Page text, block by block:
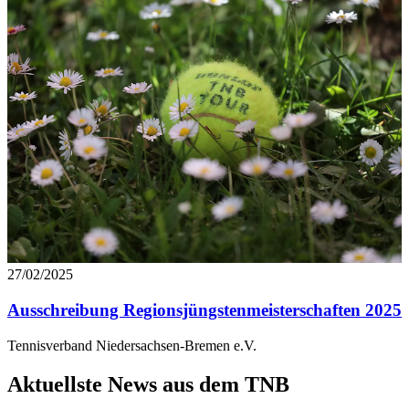
weiteren Daten zusammen, die Sie ihnen bereitgestellt
haben oder die sie im Rahmen Ihrer Nutzung der Dienste
gesammelt haben. DieCookie-Einstellungenkönnen
jederzeit über den Link im Footer aufgerufen und
angepasst werden.
27/02/2025
Ausschreibung Regionsjüngstenmeisterschaften 2025
Tennisverband Niedersachsen-Bremen e.V.
Aktuellste News aus dem TNB